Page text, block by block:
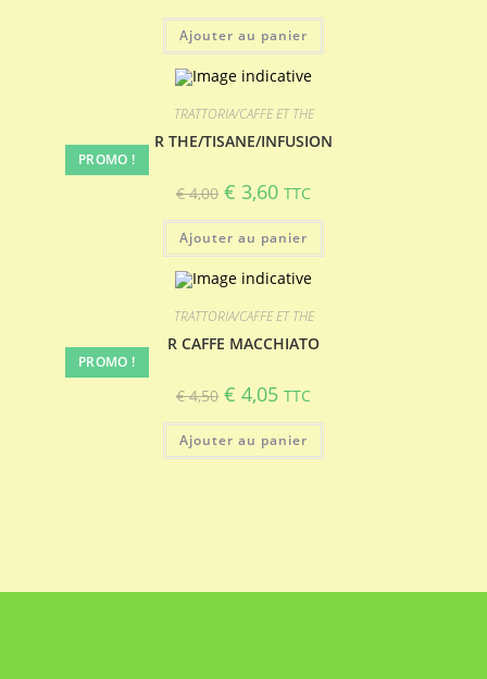
initial
était :
€ 3,00.
actuel
est :
€ 2,70.
Ajouter au panier
PROMO !
TRATTORIA/CAFFE ET THE
R THE/TISANE/INFUSION
€4,00 Le
prix
initial
était :
€ 4,00.
€ 3,60Le
prix
actuel
est :
€ 3,60.
TTC
Ajouter au panier
PROMO !
TRATTORIA/CAFFE ET THE
R CAFFE MACCHIATO
€4,50 Le
prix
initial
était :
€ 4,50.
€ 4,05 Le
prix
actuel
est :
€ 4,05.
TTC
Ajouter au panier